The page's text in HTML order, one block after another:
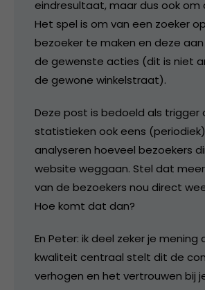
eindresultaat, maar dus ook om
Het spel is om van een zoeker
bezoeker te maken en deze
de gewenste acties (dit is niet
de gewone winkelstraat).
Deze post is bedoeld als trigger
statistieken ook eens
analyseren hoeveel bezoekers
website weggaan. Stel dat
van de bezoekers nou direct
Hoe komt dat dan?
En Peter: ik deel zeker je mening
kwaliteit centraal stelt dit de
verhogen en het vertrouwen bij